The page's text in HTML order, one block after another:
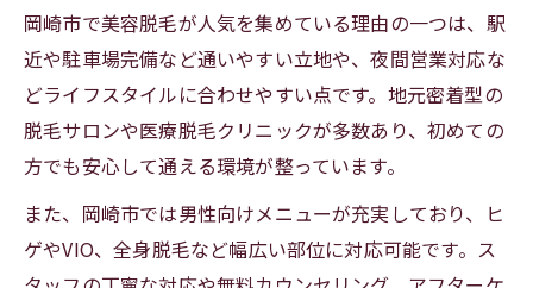
岡崎市で美容脱毛が人気を集めている理由の一つは、駅
近や駐車場完備など通いやすい立地や、夜間営業対応な
どライフスタイルに合わせやすい点です。地元密着型の
脱毛サロンや医療脱毛クリニックが多数あり、初めての
方でも安心して通える環境が整っています。
また、岡崎市では男性向けメニューが充実しており、ヒ
ゲやVIO、全身脱毛など幅広い部位に対応可能です。ス